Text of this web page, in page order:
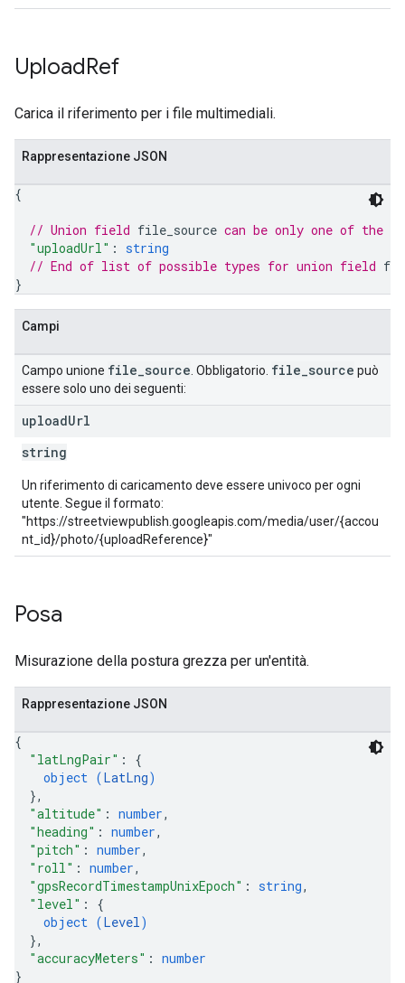
UploadRef
Carica il riferimento per i file multimediali.
Rappresentazione JSON
{
// Union field file_source can be only one of the
"uploadUrl" : string
// End of list of possible types for union field
}
Campi
Campo unione file source . Obbligatorio. file source può
essere solo uno dei seguenti:
uploadUrl
string
Un riferimento di caricamento deve essere univoco per ogni
utente. Segue il formato:
"https://streetviewpublish.googleapis.com/media/user/{accou
nt_id}/photo/{uploadReference}"
Posa
Misurazione della postura grezza per un'entità.
Rappresentazione JSON
{
"latLngPair" : {
object (LatLng)
},
"altitude" : number,
"heading" : number,
"pitch" : number,
"roll" : number,
"gpsRecordTimestampUnixEpoch" : string,
"level" : {
object (Level)
},
"accuracyMeters" : number
}